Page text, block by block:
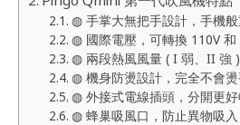
◍ 手掌大無把手設計，手機
◍ 國際電壓，可轉換 110V 和
◍ 兩段熱風風量 ( I 弱、II 強
◍ 機身防燙設計，完全不會
◍ 外接式電線插頭，分開更
◍ 蜂巢吸風口，防止異物吸入